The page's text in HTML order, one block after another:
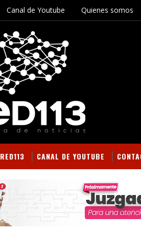
Canal de Youtube Quienes somos
RED113 CANAL DE YOUTUBE